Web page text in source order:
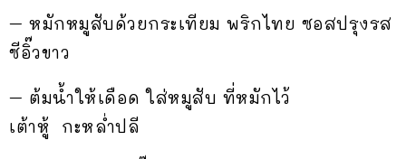
– หมักหมูสับด้วยกระเทียม พริกไทย ซอสปรุงรส
ซีอิ๊วขาว
– ต้มน้ำให้เดือด ใส่หมูสับ ที่หมักไว้
เต้าหู้ กะหล่ำปลี